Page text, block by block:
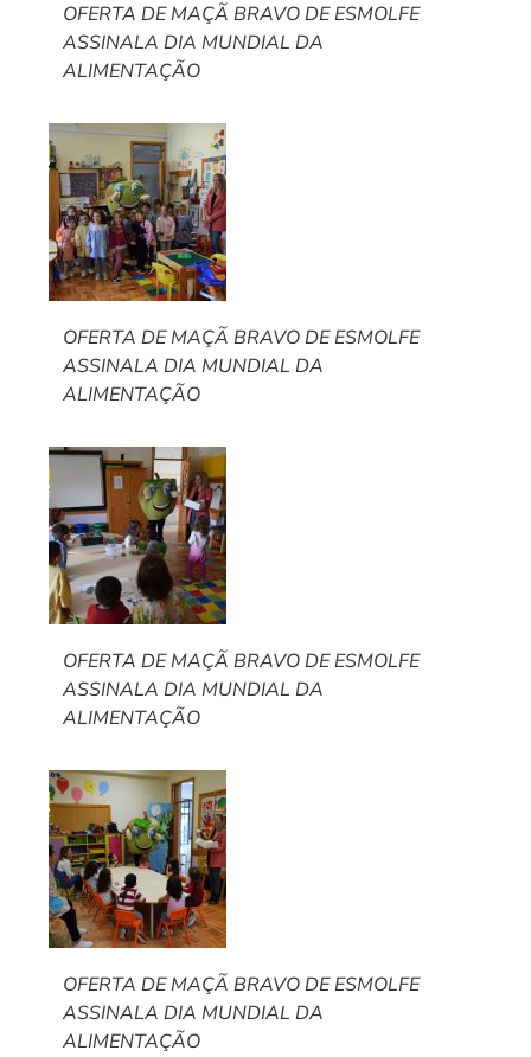
OFERTA DE MAÇÃ BRAVO DE ESMOLFE
ASSINALA DIA MUNDIAL DA
ALIMENTAÇÃO
OFERTA DE MAÇÃ BRAVO DE ESMOLFE
ASSINALA DIA MUNDIAL DA
ALIMENTAÇÃO
OFERTA DE MAÇÃ BRAVO DE ESMOLFE
ASSINALA DIA MUNDIAL DA
ALIMENTAÇÃO
OFERTA DE MAÇÃ BRAVO DE ESMOLFE
ASSINALA DIA MUNDIAL DA
ALIMENTAÇÃO